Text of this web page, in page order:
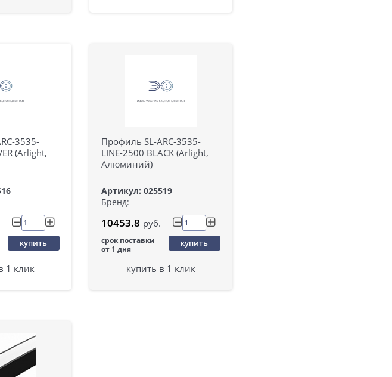
3535-
(Arlight,
купить
1 клик
Профиль SL-ARC-3535-
LINE-2500 BLACK (Arlight,
Алюминий)
Артикул: 025519
Бренд:
10453.8 руб.
срок поставки
от 1 дня
купить
купить в 1 клик